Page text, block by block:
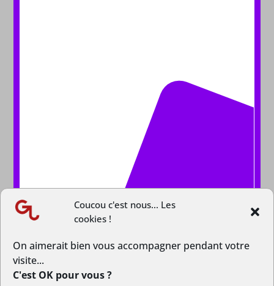
Coucou c'est nous... Les
cookies !
On aimerait bien vous accompagner pendant votre
visite...
C'est OK pour vous ?